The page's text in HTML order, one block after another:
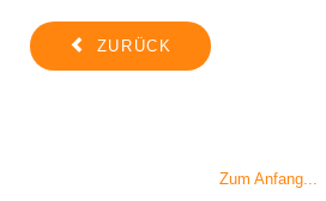
ZURÜCK
Zum Anfang...